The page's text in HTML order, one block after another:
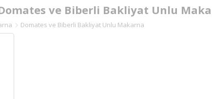
ve Biberli Bakliyat Unlu
Domates ve Biberli Bakliyat Unlu Makarna